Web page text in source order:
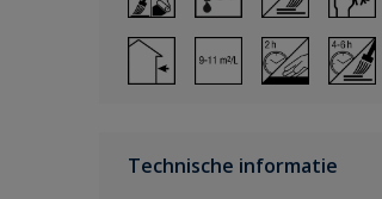
Technische informatie